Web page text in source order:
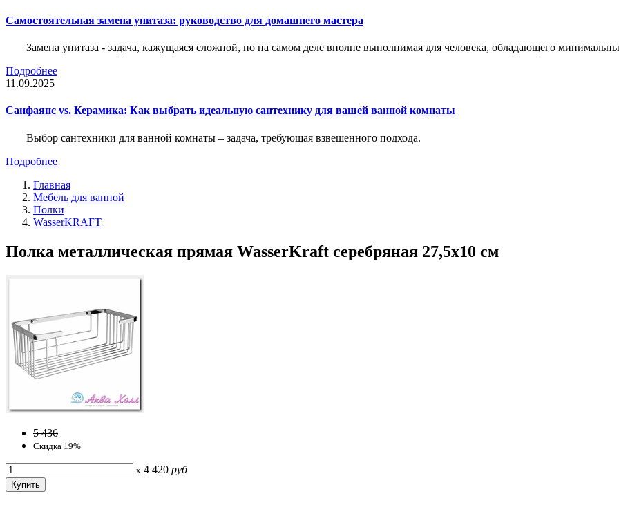
Самостоятельная замена унитаза: руководство для домашнего мастера
Замена унитаза - задача, кажущаяся сложной, но на самом деле вполне выполнимая для человека, обладающего
Подробнее
11.09.2025
Санфаянс vs. Керамика: Как выбрать идеальную сантехнику для вашей ванной комнаты
Выбор сантехники для ванной комнаты – задача, требующая взвешенного подхода.
Подробнее
Главная
Мебель для ванной
Полки
WasserKRAFT
Полка металлическая прямая WasserKraft серебряная 27,5х10 см
5 436
Скидка 19%
x 4 420 руб